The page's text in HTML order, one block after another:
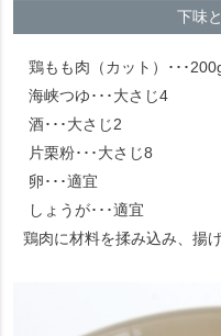
下味
鶏もも肉（カット）･･･
海峡つゆ･･･大さじ4
酒･･･大さじ2
片栗粉･･･大さじ8
卵･･･適宜
しょうが･･･適宜
鶏肉に材料を揉み込み、揚